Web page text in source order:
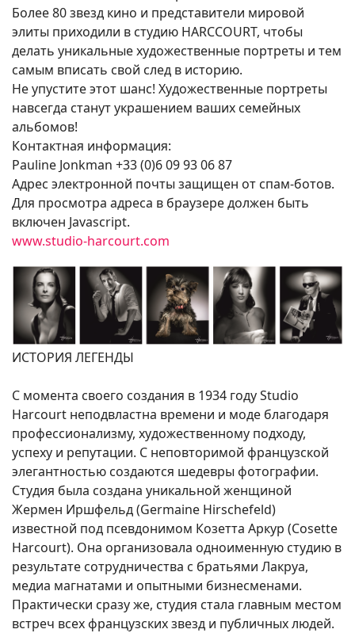
Более 80 звезд кино и представители мировой
элиты приходили в студию HARCCOURT, чтобы
делать уникальные художественные портреты и тем
самым вписать свой след в историю.
Не упустите этот шанс! Художественные портреты
навсегда станут украшением ваших семейных
альбомов!
Контактная информация:
Pauline Jonkman +33 (0)6 09 93 06 87
Адрес электронной почты защищен от спам-ботов.
Для просмотра адреса в браузере должен быть
включен Javascript.
www.studio-harcourt.com
ИСТОРИЯ ЛЕГЕНДЫ
С момента своего создания в 1934 году Studio
Harcourt неподвластна времени и моде благодаря
профессионализму, художественному подходу,
успеху и репутации. С неповторимой французской
элегантностью создаются шедевры фотографии.
Студия была создана уникальной женщиной
Жермен Иршфельд (Germaine Hirschefeld)
известной под псевдонимом Козетта Аркур (Cosette
Harcourt). Она организовала одноименную студию в
результате сотрудничества с братьями Лакруа,
медиа магнатами и опытными бизнесменами.
Практически сразу же, студия стала главным местом
встреч всех французских звезд и публичных людей.